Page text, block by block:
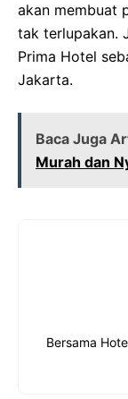
akan membuat
tak terlupakan.
Prima Hotel
Jakarta.
Baca Juga
Murah dan
Bersama